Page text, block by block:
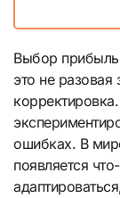
Выбор
это не разовая
ошибках. В
появляется